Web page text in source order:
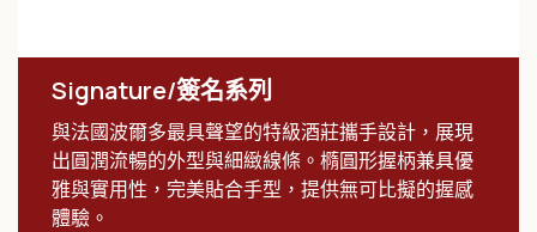
Signature/簽名系列
與法國波爾多最具聲望的特級酒莊攜手設計，展現
出圓潤流暢的外型與細緻線條。橢圓形握柄兼具優
雅與實用性，完美貼合手型，提供無可比擬的握感
體驗。